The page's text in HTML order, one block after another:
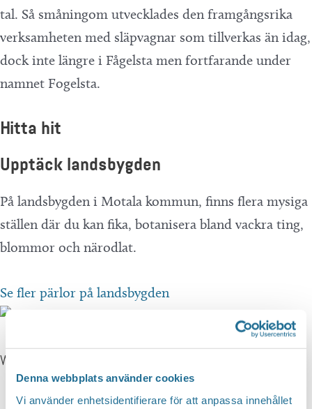
Denna webbplats använder cookies
Vi använder enhetsidentifierare för att anpassa innehållet
tal. Så småningom utvecklades den framgångsrika
verksamheten med släpvagnar som tillverkas än idag,
dock inte längre i Fågelsta men fortfarande under
namnet Fogelsta.
Hitta hit
Upptäck landsbygden
På landsbygden i Motala kommun, finns flera mysiga
ställen där du kan fika, botanisera bland vackra ting,
blommor och närodlat.
Se fler pärlor på landsbygden
Wästanå gård